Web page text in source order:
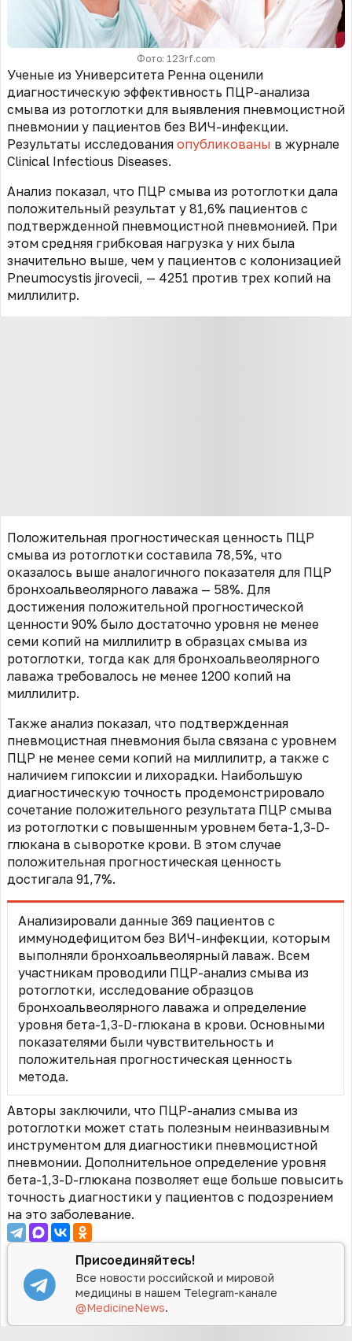
Фото: 123rf.com
Ученые из Университета Ренна оценили
диагностическую эффективность ПЦР-анализа
смыва из ротоглотки для выявления пневмоцистной
пневмонии у пациентов без ВИЧ-инфекции.
Результаты исследования опубликованы в журнале
Clinical Infectious Diseases.
Анализ показал, что ПЦР смыва из ротоглотки дала
положительный результат у 81,6% пациентов с
подтвержденной пневмоцистной пневмонией. При
этом средняя грибковая нагрузка у них была
значительно выше, чем у пациентов с колонизацией
Pneumocystis jirovecii, — 4251 против трех копий на
миллилитр.
Положительная прогностическая ценность ПЦР
смыва из ротоглотки составила 78,5%, что
оказалось выше аналогичного показателя для ПЦР
бронхоальвеолярного лаважа — 58%. Для
достижения положительной прогностической
ценности 90% было достаточно уровня не менее
семи копий на миллилитр в образцах смыва из
ротоглотки, тогда как для бронхоальвеолярного
лаважа требовалось не менее 1200 копий на
миллилитр.
Также анализ показал, что подтвержденная
пневмоцистная пневмония была связана с уровнем
ПЦР не менее семи копий на миллилитр, а также с
наличием гипоксии и лихорадки. Наибольшую
диагностическую точность продемонстрировало
сочетание положительного результата ПЦР смыва
из ротоглотки с повышенным уровнем бета-1,3-D-
глюкана в сыворотке крови. В этом случае
положительная прогностическая ценность
достигала 91,7%.
Анализировали данные 369 пациентов с
иммунодефицитом без ВИЧ-инфекции, которым
выполняли бронхоальвеолярный лаваж. Всем
участникам проводили ПЦР-анализ смыва из
ротоглотки, исследование образцов
бронхоальвеолярного лаважа и определение
уровня бета-1,3-D-глюкана в крови. Основными
показателями были чувствительность и
положительная прогностическая ценность
метода.
Авторы заключили, что ПЦР-анализ смыва из
ротоглотки может стать полезным неинвазивным
инструментом для диагностики пневмоцистной
пневмонии. Дополнительное определение уровня
бета-1,3-D-глюкана позволяет еще больше повысить
точность диагностики у пациентов с подозрением
на это заболевание.
Присоединяйтесь!
Все новости российской и мировой
медицины в нашем Telegram-канале
@MedicineNews.